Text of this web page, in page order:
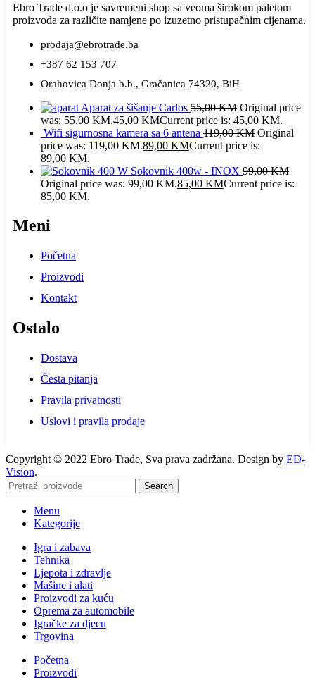
Ebro Trade d.o.o je savremeni shop sa veoma širokom paletom
proizvoda za različite namjene po izuzetno pristupačnim cijenama.
prodaja@ebrotrade.ba
+387 62 153 707
Orahovica Donja b.b., Gračanica 74320, BiH
Aparat za šišanje Carlos 55,00KM Original price
was: 55,00 KM.45,00 KMCurrent price is: 45,00 KM.
Wifi sigurnosna kamera sa 6 antena 119,00KM Original
price was: 119,00 KM.89,00 KMCurrent price is:
89,00 KM.
Sokovnik 400w - INOX 99,00KM
Original price was: 99,00 KM.85,00 KMCurrent price is:
85,00 KM.
Meni
Početna
Proizvodi
Kontakt
Ostalo
Dostava
Česta pitanja
Pravila privatnosti
Uslovi i pravila prodaje
Copyright © 2022 Ebro Trade, Sva prava zadržana. Design by ED-
Vision.
Search
Menu
Kategorije
Igra i zabava
Tehnika
Ljepota i zdravlje
Mašine i alati
Proizvodi za kuću
Oprema za automobile
Igračke za djecu
Trgovina
Početna
Proizvodi